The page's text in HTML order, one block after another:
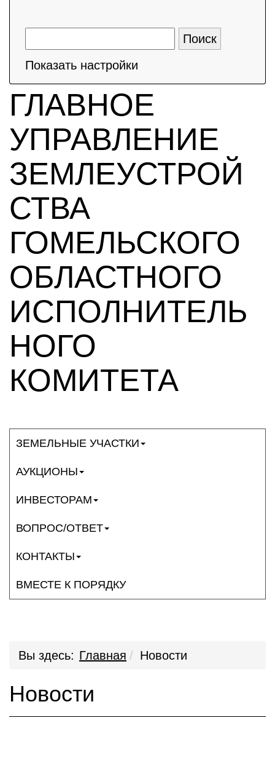
Показать настройки
ГЛАВНОЕ
УПРАВЛЕНИЕ
ЗЕМЛЕУСТРОЙ
СТВА
ГОМЕЛЬСКОГО
ОБЛАСТНОГО
ИСПОЛНИТЕЛЬ
НОГО
КОМИТЕТА
ЗЕМЕЛЬНЫЕ УЧАСТКИ
АУКЦИОНЫ
ИНВЕСТОРАМ
ВОПРОС/ОТВЕТ
КОНТАКТЫ
ВМЕСТЕ К ПОРЯДКУ
Вы здесь: Главная Новости
Новости